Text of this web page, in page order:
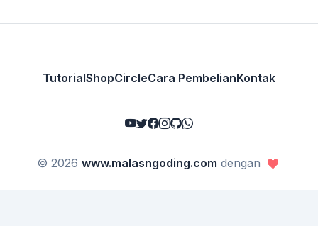
TutorialShopCircleCara PembelianKontak
© 2026 www.malasngoding.com dengan